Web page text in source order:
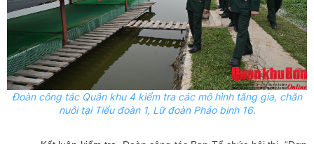
Đoàn công tác Quân khu 4 kiểm tra các mô hình tăng gia, chăn
nuôi tại Tiểu đoàn 1, Lữ đoàn Pháo binh 16.